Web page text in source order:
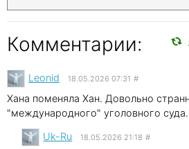
Комментарии:
Leonid 18.05.2026 07:31 #
Хана поменяла Хан. Довольно
"международного" уголовного суда.
Uk-Ru 18.05.2026 21:18 #